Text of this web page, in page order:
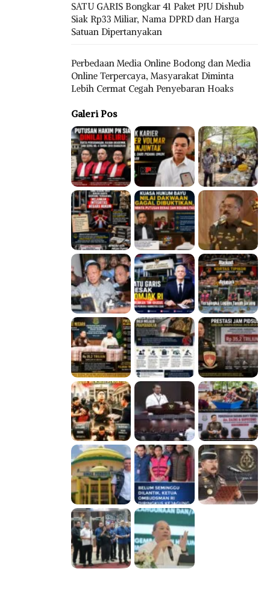
SATU GARIS Bongkar 41 Paket PJU Dishub
Siak Rp33 Miliar, Nama DPRD dan Harga
Satuan Dipertanyakan
Perbedaan Media Online Bodong dan Media
Online Terpercaya, Masyarakat Diminta
Lebih Cermat Cegah Penyebaran Hoaks
Galeri Pos